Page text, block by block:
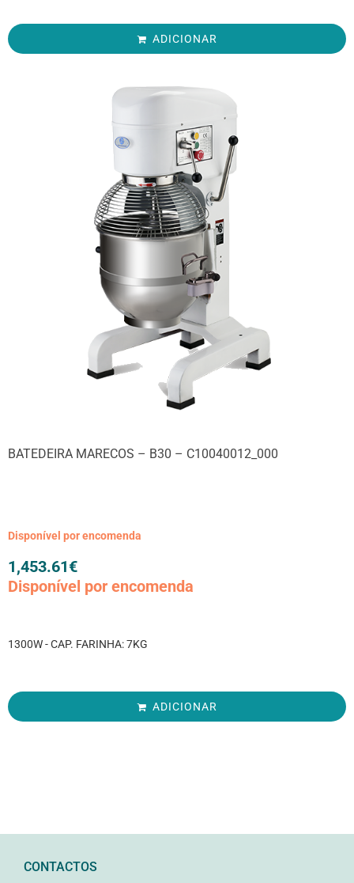
ADICIONAR
BATEDEIRA MARECOS – B30 – C10040012_000
Disponível por encomenda
1,453.61€
Disponível por encomenda
1300W - CAP. FARINHA: 7KG
ADICIONAR
CONTACTOS